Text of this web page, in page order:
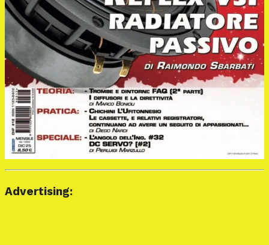
Advertising: